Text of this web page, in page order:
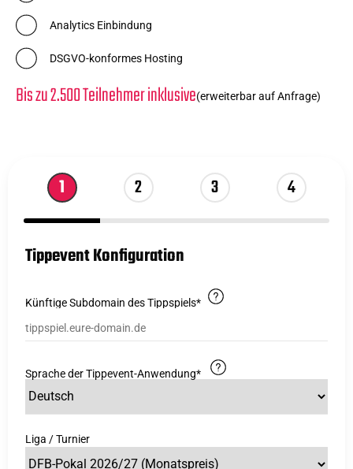
Analytics Einbindung
DSGVO-konformes Hosting
Bis zu 2.500 Teilnehmer inklusive(erweiterbar auf Anfrage)
1 2 3 4
Step 1: Tippevent-Konfiguration
Tippevent Konfiguration
Künftige Subdomain des Tippspiels*
Sprache der Tippevent-Anwendung*
Liga / Turnier